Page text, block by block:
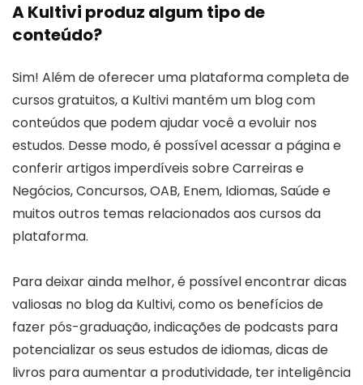
A Kultivi produz algum tipo de
conteúdo?
Sim! Além de oferecer uma plataforma completa de
cursos gratuitos, a Kultivi mantém um blog com
conteúdos que podem ajudar você a evoluir nos
estudos. Desse modo, é possível acessar a página e
conferir artigos imperdíveis sobre Carreiras e
Negócios, Concursos, OAB, Enem, Idiomas, Saúde e
muitos outros temas relacionados aos cursos da
plataforma.
Para deixar ainda melhor, é possível encontrar dicas
valiosas no blog da Kultivi, como os benefícios de
fazer pós-graduação, indicações de podcasts para
potencializar os seus estudos de idiomas, dicas de
livros para aumentar a produtividade, ter inteligência